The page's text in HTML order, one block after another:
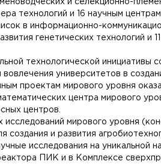
и селекционно-
технологий и 16 научным
в информационно-
генетических технологий и
технологической инициативы
вовлечения университетов в
проектам мирового уровня
центра мирового
центров.
исследований мирового уровня
создания и развития
исследования на уникальной
ПИК и в Комплексе